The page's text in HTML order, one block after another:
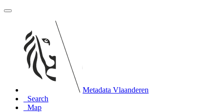
Metadata Vlaanderen
Search
Map